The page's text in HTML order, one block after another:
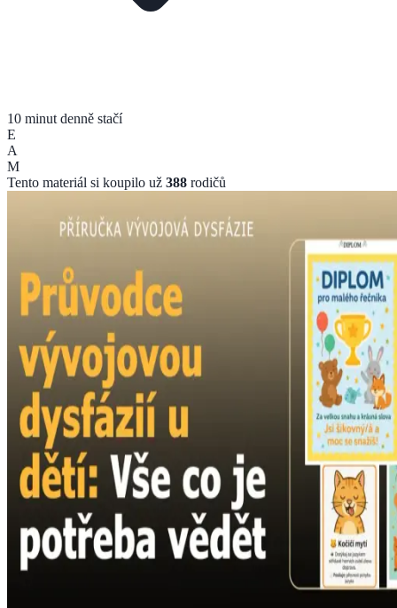
10 minut denně stačí
E
A
M
Tento materiál si koupilo už 388 rodičů